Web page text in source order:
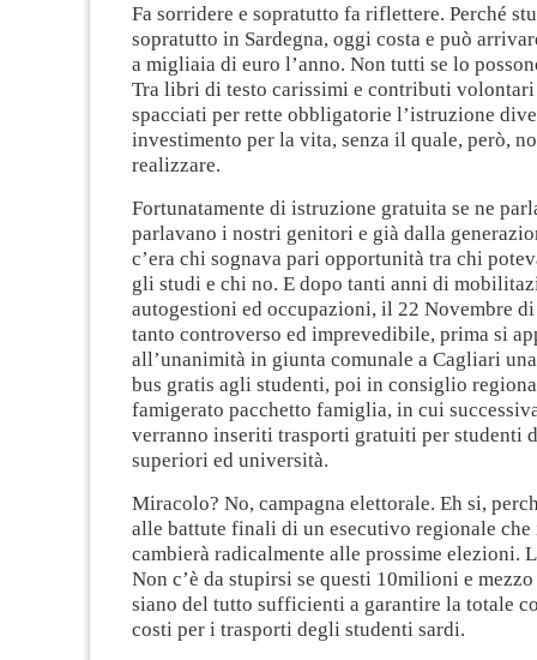
Fa sorridere e sopratutto fa riflettere. Perché
sopratutto in Sardegna, oggi costa e può
a migliaia di euro l’anno. Non tutti se lo
Tra libri di testo carissimi e contributi
spacciati per rette obbligatorie l’istruzione
investimento per la vita, senza il quale, però,
realizzare.
Fortunatamente di istruzione gratuita se ne
parlavano i nostri genitori e già dalla
c’era chi sognava pari opportunità tra chi
gli studi e chi no. E dopo tanti anni di
autogestioni ed occupazioni, il 22 Novembre
tanto controverso ed imprevedibile, prima si
all’unanimità in giunta comunale a Cagliari
bus gratis agli studenti, poi in consiglio
famigerato pacchetto famiglia, in cui
verranno inseriti trasporti gratuiti per studenti
superiori ed università.
Miracolo? No, campagna elettorale. Eh si,
alle battute finali di un esecutivo regionale
cambierà radicalmente alle prossime elezioni.
Non c’è da stupirsi se questi 10milioni e
siano del tutto sufficienti a garantire la totale
costi per i trasporti degli studenti sardi.